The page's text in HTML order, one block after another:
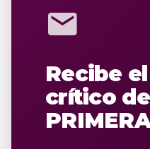
mail
Recibe
crítico de